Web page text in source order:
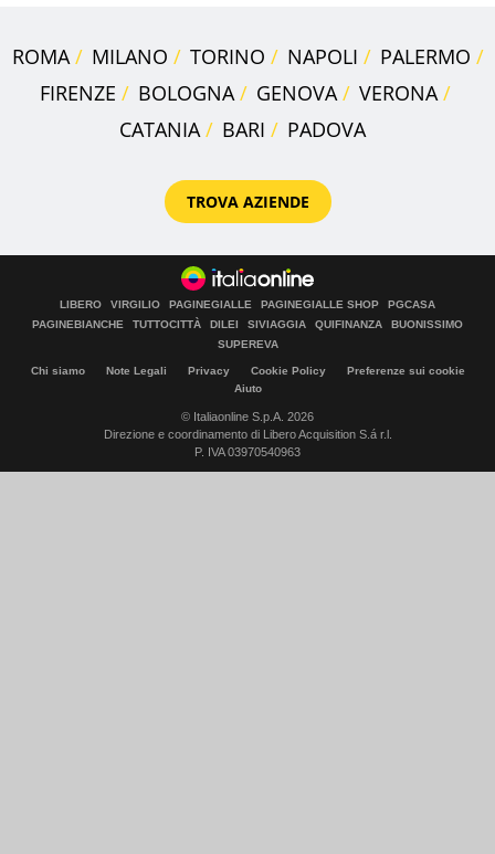
ROMA MILANO TORINO NAPOLI
PALERMO
FIRENZE
BOLOGNA GENOVA
VERONA
CATANIA
BARI PADOVA
TROVA AZIENDE
LIBERO VIRGILIO PAGINEGIALLE PAGINEGIALLE SHOP
PGCASA
PAGINEBIANCHE
TUTTOCITTÀ DILEI SIVIAGGIA QUIFINANZA
BUONISSIMO
SUPEREVA
Chi siamo Note Legali Privacy Cookie Policy
Preferenze sui cookie
Aiuto
© Italiaonline S.p.A. 2026
Direzione e coordinamento di Libero Acquisition S.á r.l.
P. IVA 03970540963